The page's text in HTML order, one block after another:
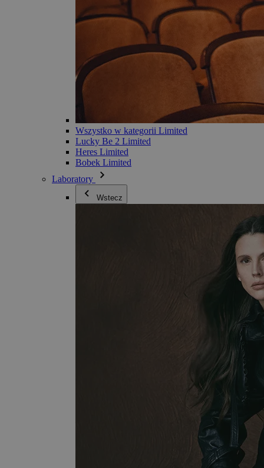
Wszystko w kategorii Limited
Lucky Be 2 Limited
Heres Limited
Bobek Limited
Laboratory
Wstecz